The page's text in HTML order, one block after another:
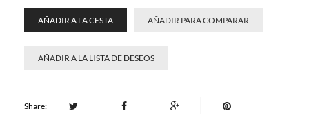
AÑADIR A LA CESTA AÑADIR PARA COMPARAR
AÑADIR A LA LISTA DE DESEOS
Share: